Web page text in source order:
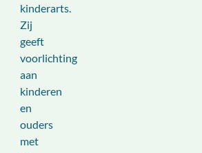
kinderarts.
Zij
geeft
voorlichting
aan
kinderen
en
ouders
met